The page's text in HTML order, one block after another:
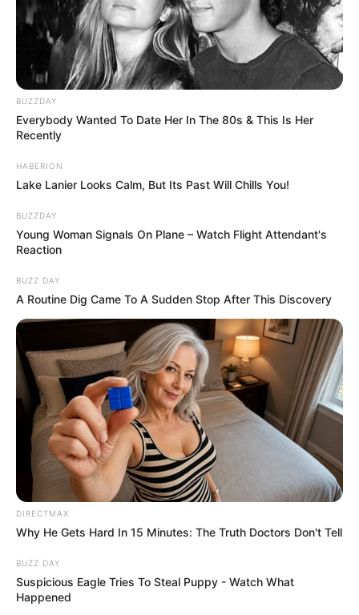
BUZZDAY
Everybody Wanted To Date Her In The 80s & This Is Her
Recently
HABERION
Lake Lanier Looks Calm, But Its Past Will Chills You!
BUZZDAY
Young Woman Signals On Plane – Watch Flight Attendant's
Reaction
BUZZ DAY
A Routine Dig Came To A Sudden Stop After This Discovery
DIRECTMAX
Why He Gets Hard In 15 Minutes: The Truth Doctors Don't Tell
BUZZ DAY
Suspicious Eagle Tries To Steal Puppy - Watch What
Happened